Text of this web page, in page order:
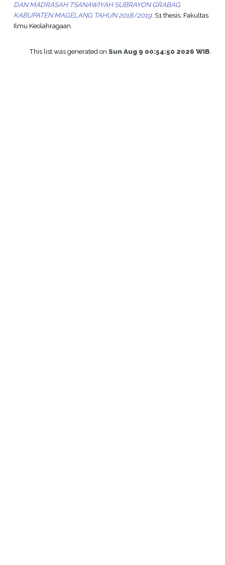
DAN MADRASAH TSANAWIYAH SUBRAYON GRABAG
KABUPATEN MAGELANG TAHUN 2018/2019. S1 thesis, Fakultas
Ilmu Keolahragaan.
This list was generated onSun Aug 9 00:54:50 2026 WIB.